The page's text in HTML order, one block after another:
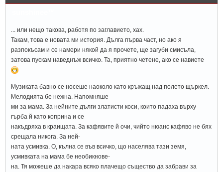
... или нещо такова, работя по заглавието, хах.
Такам, това е новата ми история. Дълга първа част, но ако я
разпокъсам и се намери някой да я прочете, ще загуби смисъла,
затова пускам наведнъж всичко. Та, приятно четене, ако се навиете
Музиката бавно се носеше наоколо като кръжащ над полето щъркел.
Мелодията бе нежна. Напомняше
ми за мама. За нейните дълги златисти коси, които падаха върху
гърба й като коприна и се
накъдряха в краищата. За кафявите й очи, чийто нюанс кафяво не бях
срещала никога. За ней-
ната усмивка. О, кълна се във всичко, що населява тази земя,
усмивката на мама бе необикнове-
на. Тя можеше да накара всяко плачещо същество да забрави за